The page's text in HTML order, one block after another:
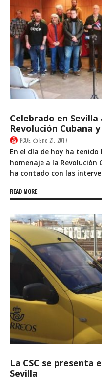
Celebrado en
Revolución Cubana
PCOE Ene 21, 2017
En el día de hoy ha tenido
homenaje a la Revolución
ha contado con las
READ MORE
La CSC se presenta
Sevilla